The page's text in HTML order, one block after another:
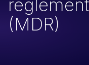
(MDR)